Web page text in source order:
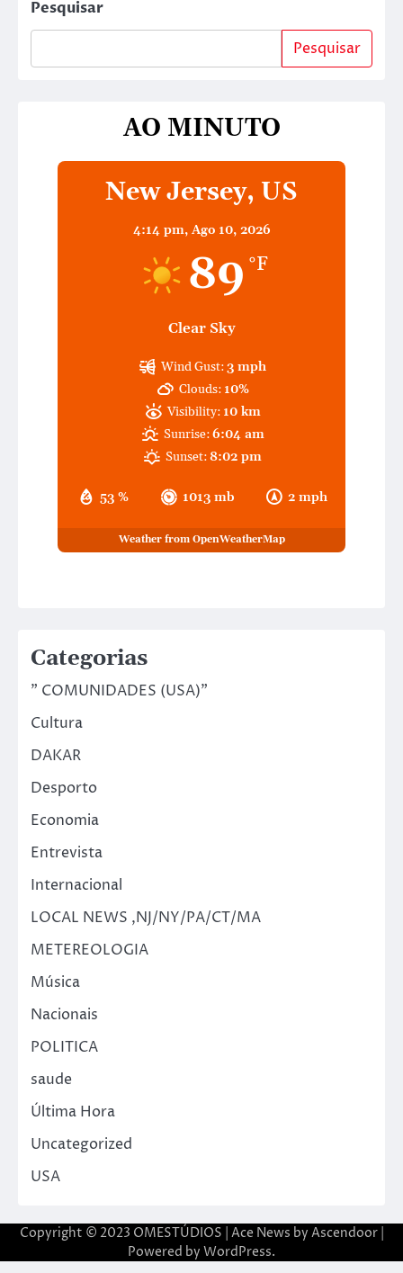
Pesquisar
Pesquisar
AO MINUTO
New Jersey, US
4:14 pm, Ago 10, 2026
89 °F
Clear Sky
53 % 1013 mb 2 mph
Wind Gust:3 mph
Clouds: 10%
Visibility: 10 km
Sunrise:6:04 am
Sunset:8:02 pm
Weather from OpenWeatherMap
Categorias
" COMUNIDADES (USA)"
Cultura
DAKAR
Desporto
Economia
Entrevista
Internacional
LOCAL NEWS ,NJ/NY/PA/CT/MA
METEREOLOGIA
Música
Nacionais
POLITICA
saude
Última Hora
Uncategorized
USA
Copyright © 2023 OMESTÚDIOS | Ace News by Ascendoor|
Powered by WordPress.